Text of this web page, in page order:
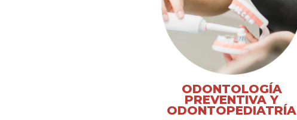
ODONTOLOGÍA
PREVENTIVA Y
ODONTOPEDIATRÍA